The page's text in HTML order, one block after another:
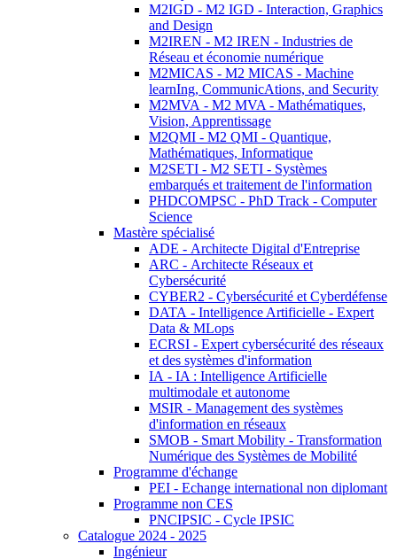
M2IGD - M2 IGD - Interaction, Graphics
and Design
M2IREN - M2 IREN - Industries de
Réseau et économie numérique
M2MICAS - M2 MICAS - Machine
learnIng, CommunicAtions, and Security
M2MVA - M2 MVA - Mathématiques,
Vision, Apprentissage
M2QMI - M2 QMI - Quantique,
Mathématiques, Informatique
M2SETI - M2 SETI - Systèmes
embarqués et traitement de l'information
PHDCOMPSC - PhD Track - Computer
Science
Mastère spécialisé
ADE - Architecte Digital d'Entreprise
ARC - Architecte Réseaux et
Cybersécurité
CYBER2 - Cybersécurité et Cyberdéfense
DATA - Intelligence Artificielle - Expert
Data & MLops
ECRSI - Expert cybersécurité des réseaux
et des systèmes d'information
IA - IA : Intelligence Artificielle
multimodale et autonome
MSIR - Management des systèmes
d'information en réseaux
SMOB - Smart Mobility - Transformation
Numérique des Systèmes de Mobilité
Programme d'échange
PEI - Echange international non diplomant
Programme non CES
PNCIPSIC - Cycle IPSIC
Catalogue 2024 - 2025
Ingénieur